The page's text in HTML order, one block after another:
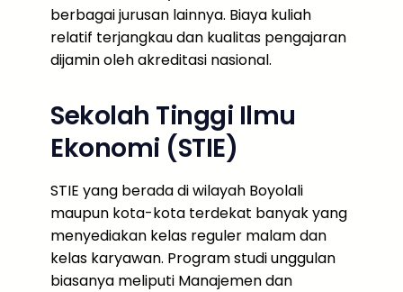
berbagai jurusan lainnya. Biaya kuliah
relatif terjangkau dan kualitas pengajaran
dijamin oleh akreditasi nasional.
Sekolah Tinggi Ilmu
Ekonomi (STIE)
STIE yang berada di wilayah Boyolali
maupun kota-kota terdekat banyak yang
menyediakan kelas reguler malam dan
kelas karyawan. Program studi unggulan
biasanya meliputi Manajemen dan